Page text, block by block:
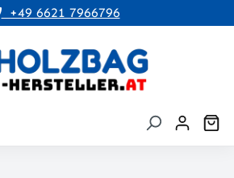
+49 6621 7966796